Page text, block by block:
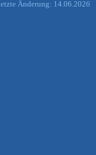
Änderung: 14.06.2026